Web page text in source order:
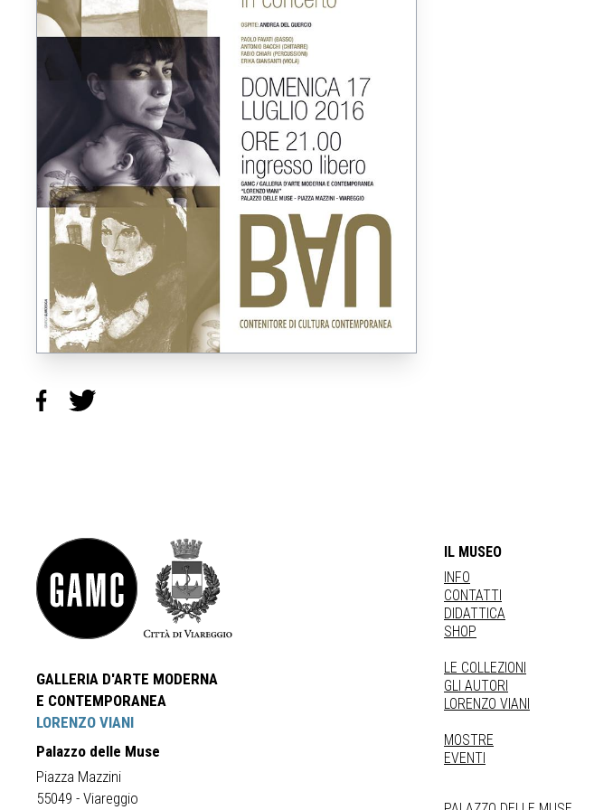
GALLERIA D'ARTE MODERNA
E CONTEMPORANEA
LORENZO VIANI
Palazzo delle Muse
Piazza Mazzini
55049 - Viareggio
IL MUSEO
INFO
CONTATTI
DIDATTICA
SHOP
LE COLLEZIONI
GLI AUTORI
LORENZO VIANI
MOSTRE
EVENTI